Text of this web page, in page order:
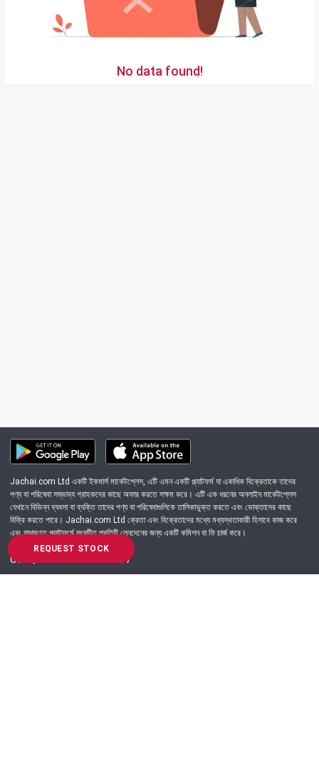
REQUEST STOCK
No data found!
Jachai.com Ltd একটি ইকমার্স মার্কেটপ্লেস, এটি এমন একটি প্ল্যাটফর্ম যা একাধিক বিক্রেতাকে তাদের
পণ্য বা পরিষেবা সম্ভাব্য গ্রাহকদের কাছে অফার করতে সক্ষম করে। এটি এক ধরনের অনলাইন মার্কেটপ্লেস
যেখানে বিভিন্ন ব্যবসা বা ব্যক্তি তাদের পণ্য বা পরিষেবাগুলিকে তালিকাভুক্ত করতে এবং ভোক্তাদের কাছে
বিক্রি করতে পারে। Jachai.com Ltd ক্রেতা এবং বিক্রেতাদের মধ্যে মধ্যস্থতাকারী হিসাবে কাজ করে
এবং সাধারণত প্ল্যাটফর্মে সংঘটিত প্রতিটি লেনদেনের জন্য একটি কমিশন বা ফি চার্জ করে।
Got Question? Call us 24/7